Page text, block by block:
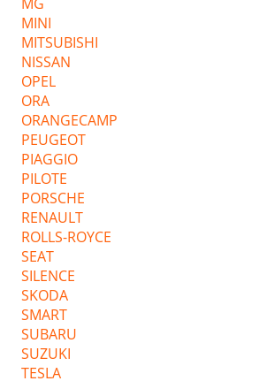
MINI
MITSUBISHI
NISSAN
OPEL
ORA
ORANGECAMP
PEUGEOT
PIAGGIO
PILOTE
PORSCHE
RENAULT
ROLLS-ROYCE
SEAT
SILENCE
SKODA
SMART
SUBARU
SUZUKI
TESLA